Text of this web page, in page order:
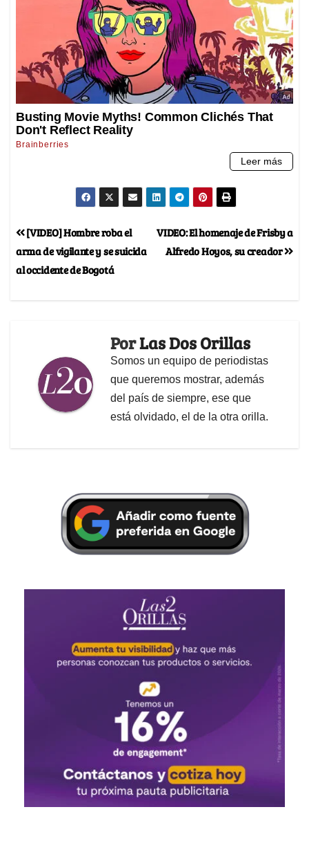
VIDEO: El homenaje de Frisby a
Alfredo Hoyos, su creador
[VIDEO] Hombre roba el
arma de vigilante y se suicida
al occidente de Bogotá
PorLas Dos Orillas
Somos un equipo de periodistas
que queremos mostrar, además
del país de siempre, ese que
está olvidado, el de la otra orilla.